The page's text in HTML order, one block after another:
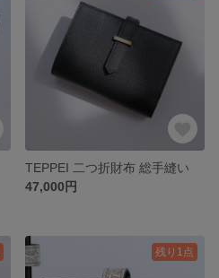
TEPPEI 二つ折財布 総手縫い
47,000円
残り1点